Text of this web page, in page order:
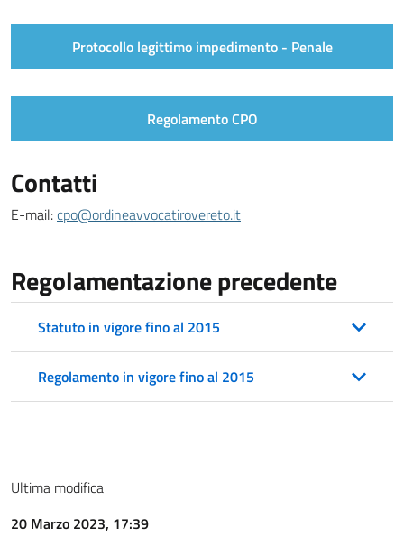
Protocollo legittimo impedimento - Penale
Regolamento CPO
Contatti
E-mail:cpo@ordineavvocatirovereto.it
Regolamentazione precedente
Statuto in vigore fino al 2015
Regolamento in vigore fino al 2015
Ultima modifica
20 Marzo 2023, 17:39